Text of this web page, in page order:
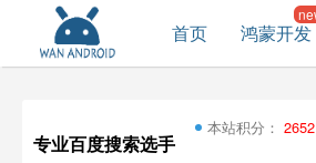
首页 鸿蒙开发
专业百度搜索选手
本站积分： 2652